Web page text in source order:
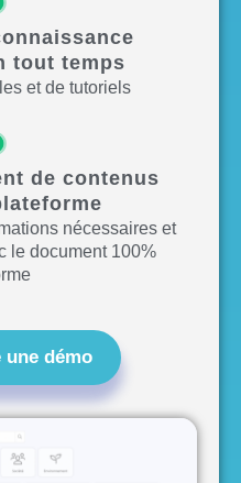
tout temps
et de tutoriels
de contenus
nécessaires et
le document 100%
une démo